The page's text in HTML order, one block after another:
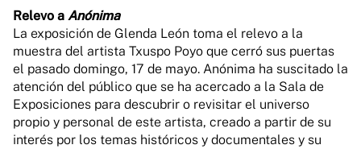
Relevo a Anónima
La exposición de Glenda León toma el relevo a la
muestra del artista Txuspo Poyo que cerró sus puertas
el pasado domingo, 17 de mayo. Anónima ha suscitado la
atención del público que se ha acercado a la Sala de
Exposiciones para descubrir o revisitar el universo
propio y personal de este artista, creado a partir de su
interés por los temas históricos y documentales y su